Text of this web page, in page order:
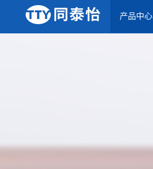
产品中心